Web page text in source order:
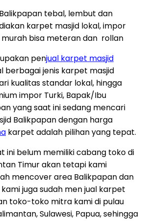
tebal, lembut dan
karpet masjid lokal, impor
bisa meteran dan rollan
penjual karpet masjid
berbagai jenis karpet masjid
kualitas standar lokal, hingga
impor Turki, Bapak/Ibu
yang saat ini sedang mencari
Balikpapan dengan harga
karpet adalah pilihan yang tepat.
ini belum memiliki cabang toko di
Timur akan tetapi kami
mencover area Balikpapan dan
juga sudah men jual karpet
toko-toko mitra kami di pulau
Sulawesi, Papua, sehingga